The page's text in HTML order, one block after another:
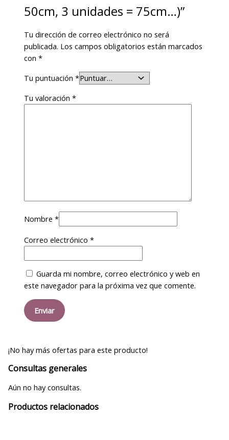
50cm, 3 unidades = 75cm…)”
Tu dirección de correo electrónico no será
publicada. Los campos obligatorios están marcados
con*
Tu puntuación*
Tu valoración*
Nombre*
Correo electrónico*
Guarda mi nombre, correo electrónico y web en
este navegador para la próxima vez que comente.
¡No hay más ofertas para este producto!
Consultas generales
Aún no hay consultas.
Productos relacionados